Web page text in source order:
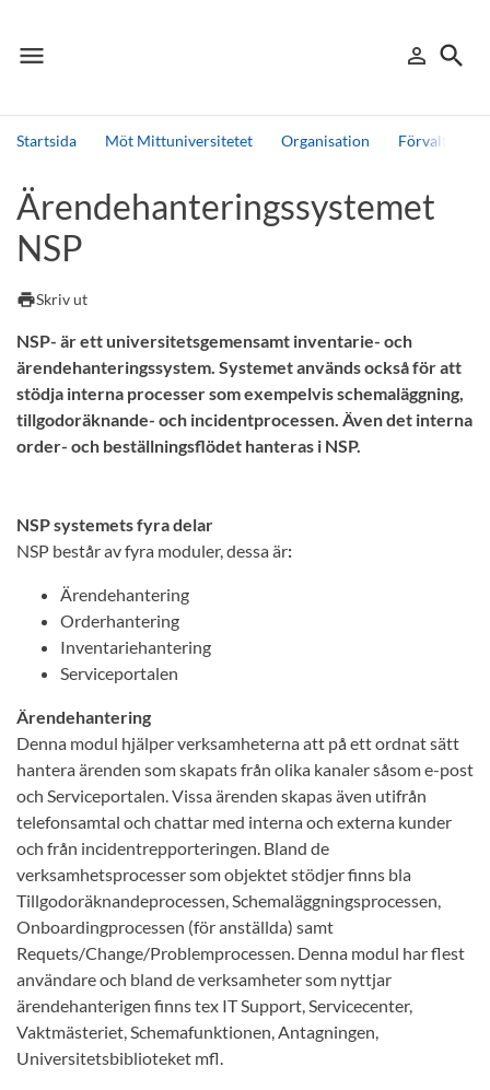
menu
Meny person_outline
Logga in
search
Sök
Startsida Möt Mittuniversitetet Organisation
Sök
Andra söktjänster
Detta är vår testmiljö - endast testdata
Ärendehanteringssystemet
NSP
printSkriv ut
NSP- är ett universitetsgemensamt inventarie- och
ärendehanteringssystem. Systemet används också för att
stödja interna processer som exempelvis schemaläggning,
tillgodoräknande- och incidentprocessen. Även det interna
order- och beställningsflödet hanteras i NSP.
NSP systemets fyra delar
NSP består av fyra moduler, dessa är:
Ärendehantering
Orderhantering
Inventariehantering
Serviceportalen
Ärendehantering
Denna modul hjälper verksamheterna att på ett ordnat sätt
hantera ärenden som skapats från olika kanaler såsom e-post
och Serviceportalen. Vissa ärenden skapas även utifrån
telefonsamtal och chattar med interna och externa kunder
och från incidentrepporteringen. Bland de
verksamhetsprocesser som objektet stödjer finns bla
Tillgodoräknandeprocessen, Schemaläggningsprocessen,
Onboardingprocessen (för anställda) samt
Requets/Change/Problemprocessen. Denna modul har flest
användare och bland de verksamheter som nyttjar
ärendehanterigen finns tex IT Support, Servicecenter,
Vaktmästeriet, Schemafunktionen, Antagningen,
Universitetsbiblioteket mfl.